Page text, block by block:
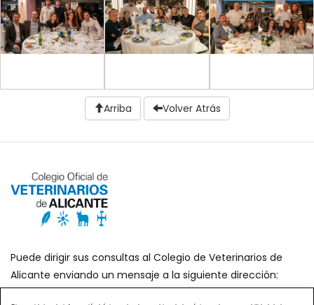
Arriba Volver Atrás
Puede dirigir sus consultas al Colegio de Veterinarios de
Alicante enviando un mensaje a la siguiente dirección:
secretaria@icoval.org